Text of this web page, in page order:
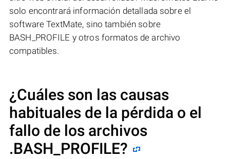
solo encontrará información detallada sobre el
software TextMate, sino también sobre
BASH_PROFILE y otros formatos de archivo
compatibles.
¿Cuáles son las causas
habituales de la pérdida o el
fallo de los archivos
.BASH_PROFILE?